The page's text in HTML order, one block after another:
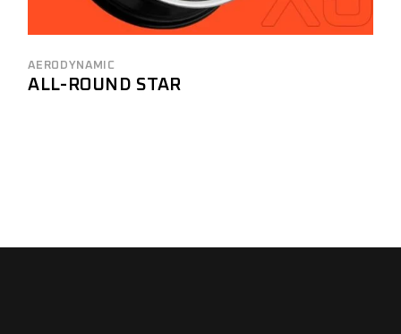
AERODYNAMIC
ALL-ROUND STAR